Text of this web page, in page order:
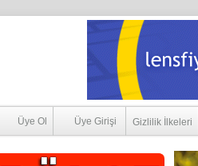
Üye Ol Üye Girişi Gizlilik İlkeleri